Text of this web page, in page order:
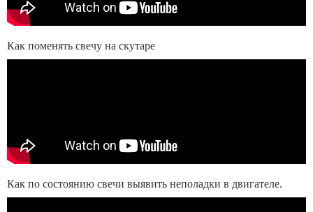
Как поменять свечу на скутаре
Как по состоянию свечи выявить неполадки в двигателе.